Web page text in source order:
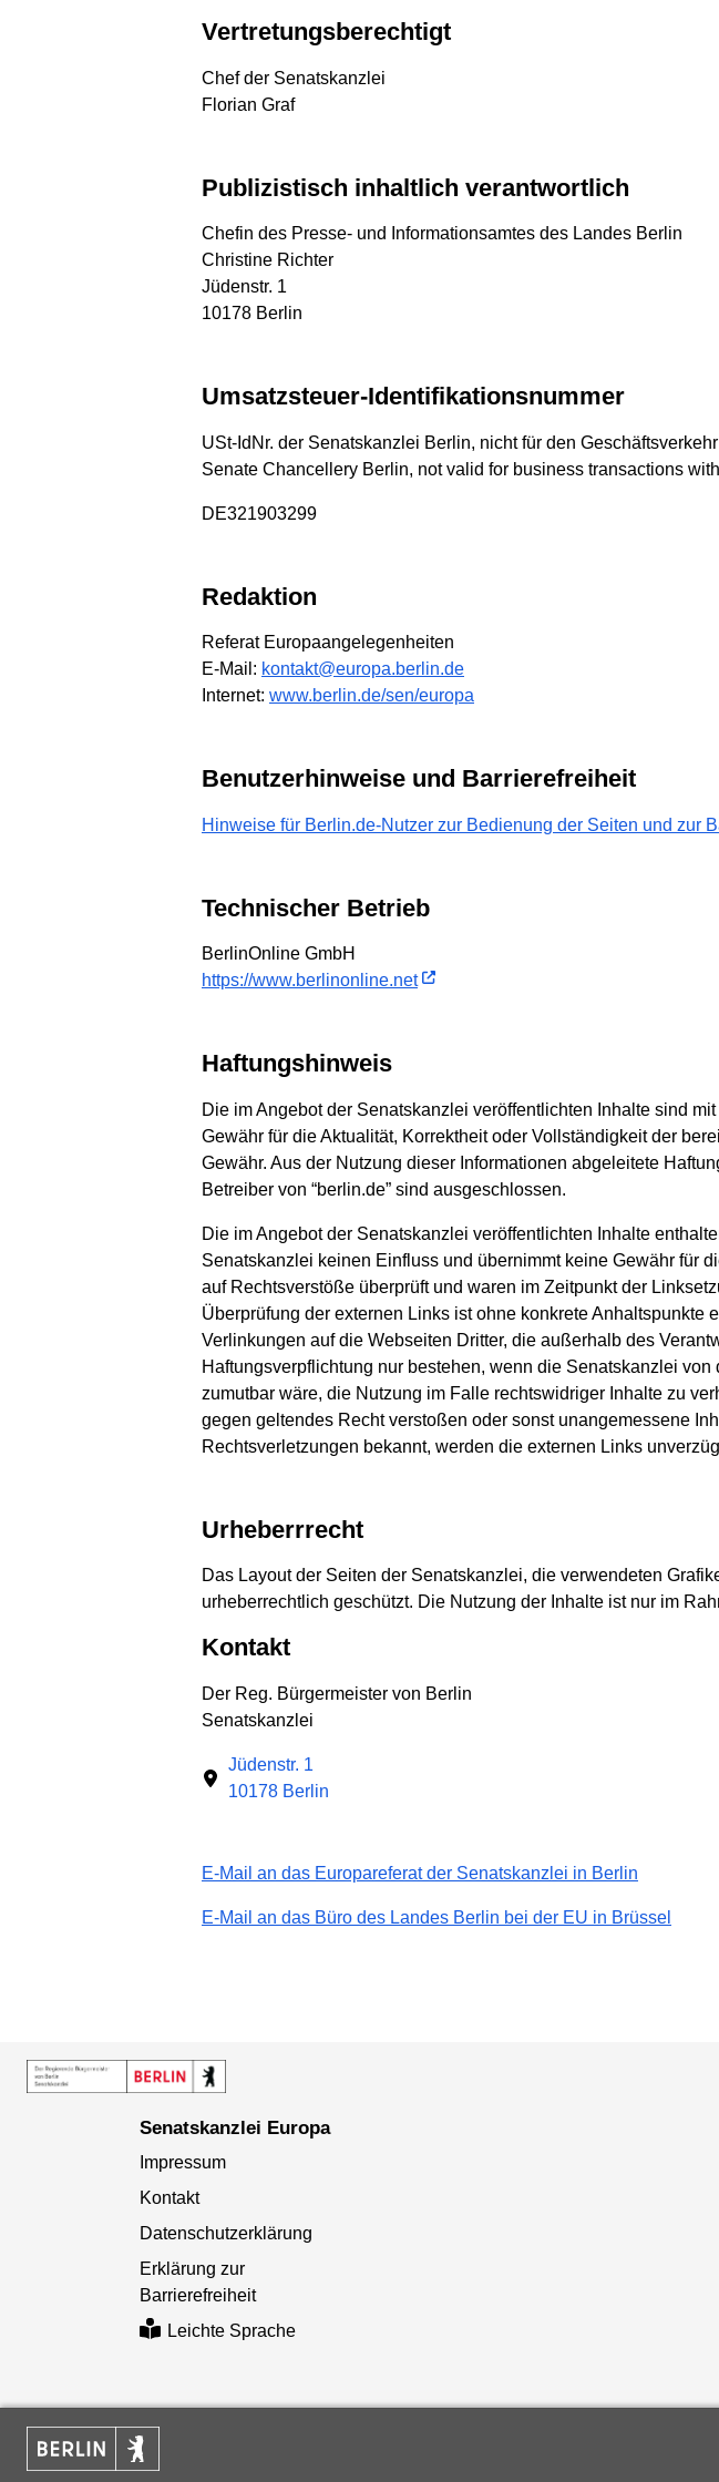
Vertretungsberechtigt
Chef der Senatskanzlei
Florian Graf
Publizistisch inhaltlich verantwortlich
Chefin des Presse- und Informationsamtes des Landes Berlin
Christine Richter
Jüdenstr. 1
10178 Berlin
Umsatzsteuer-Identifikationsnummer
USt-IdNr. der Senatskanzlei Berlin, nicht für den
Senate Chancellery Berlin, not valid for business transactions
DE321903299
Redaktion
Referat Europaangelegenheiten
E-Mail: kontakt@europa.berlin.de
Internet: www.berlin.de/sen/europa
Benutzerhinweise und Barrierefreiheit
Hinweise für Berlin.de-Nutzer zur Bedienung der Seiten und zur
Technischer Betrieb
BerlinOnline GmbH
https://www.berlinonline.net
Haftungshinweis
Die im Angebot der Senatskanzlei veröffentlichten Inhalte sind
Gewähr für die Aktualität, Korrektheit oder Vollständigkeit der
Gewähr. Aus der Nutzung dieser Informationen abgeleitete
Betreiber von “berlin.de” sind ausgeschlossen.
Die im Angebot der Senatskanzlei veröffentlichten Inhalte
Senatskanzlei keinen Einfluss und übernimmt keine Gewähr für
auf Rechtsverstöße überprüft und waren im Zeitpunkt der
Überprüfung der externen Links ist ohne konkrete
Verlinkungen auf die Webseiten Dritter, die außerhalb des
Haftungsverpflichtung nur bestehen, wenn die Senatskanzlei
zumutbar wäre, die Nutzung im Falle rechtswidriger Inhalte zu
gegen geltendes Recht verstoßen oder sonst unangemessene
Rechtsverletzungen bekannt, werden die externen Links
Urheberrrecht
Das Layout der Seiten der Senatskanzlei, die verwendeten
urheberrechtlich geschützt. Die Nutzung der Inhalte ist nur im
Kontakt
Der Reg. Bürgermeister von Berlin
Senatskanzlei
Jüdenstr. 1
10178 Berlin
E-Mail an das Europareferat der Senatskanzlei in Berlin
E-Mail an das Büro des Landes Berlin bei der EU in Brüssel
Senatskanzlei Europa
Impressum
Kontakt
Datenschutzerklärung
Erklärung zur
Barrierefreiheit
Leichte Sprache